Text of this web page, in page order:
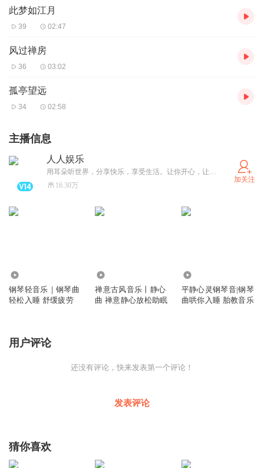
此梦如江月
39 02:47
风过禅房
36 03:02
孤亭望远
34 02:58
主播信息
人人娱乐
用耳朵听世界，分享快乐，享受生活。让你开心，让你笑，抖音搜：宝军在北京
16.30万
加关注
钢琴轻音乐｜钢琴曲
轻松入睡 舒缓疲劳
禅意古风音乐丨静心
曲 禅意静心放松助眠
平静心灵钢琴音|钢琴
曲哄你入睡 胎教音乐
用户评论
还没有评论，快来发表第一个评论！
发表评论
猜你喜欢